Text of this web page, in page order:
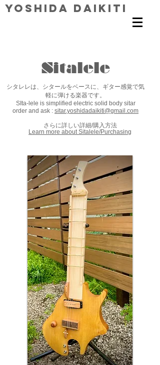
Yoshida Daikiti
Sitalele
シタレレは、シタールをベースに、ギター感覚で気
軽に弾ける楽器です。
SIta-lele is simplified electric solid body sitar
order and ask : sitar.yoshidadaikiti@gmail.com
さらに詳しい詳細/購入方法
Learn more about Sitalele/Purchasing